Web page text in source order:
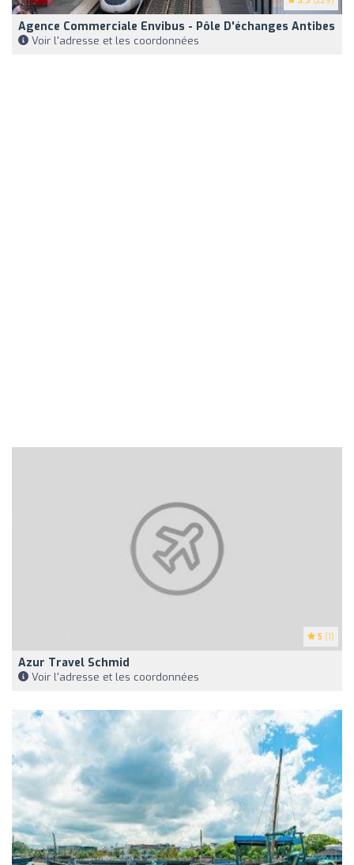
Agence Commerciale Envibus - Pôle D'échanges Antibes
Voir l'adresse et les coordonnées
5 (1)
Azur Travel Schmid
Voir l'adresse et les coordonnées